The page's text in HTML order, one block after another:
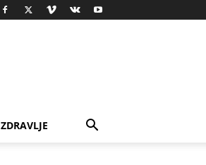
ZDRAVLJE